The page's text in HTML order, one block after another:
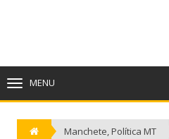
MENU
Manchete,Política MT